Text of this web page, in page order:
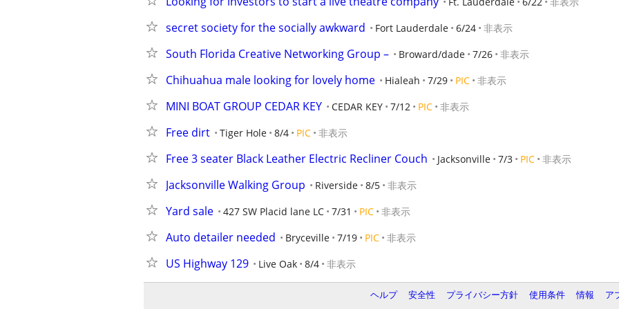
secret society for the socially awkward Fort Lauderdale 6/24 非表示
South Florida Creative Networking Group – Broward/dade 7/26 非表示
Chihuahua male looking for lovely home Hialeah 7/29 PIC 非表示
MINI BOAT GROUP CEDAR KEY CEDAR KEY 7/12 PIC 非表示
Free dirt Tiger Hole 8/4 PIC 非表示
Free 3 seater Black Leather Electric Recliner Couch Jacksonville 7/3 PIC 非表示
Jacksonville Walking Group Riverside 8/5 非表示
Yard sale 427 SW Placid lane LC 7/31 PIC 非表示
Auto detailer needed Bryceville 7/19 PIC 非表示
US Highway 129 Live Oak 8/4 非表示
ヘルプ 安全性 プライバシー方針 使用条件 情報 ア